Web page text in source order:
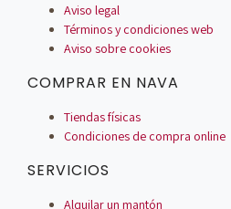
Aviso legal
Términos y condiciones web
Aviso sobre cookies
COMPRAR EN NAVA
Tiendas físicas
Condiciones de compra online
SERVICIOS
Alquilar un mantón